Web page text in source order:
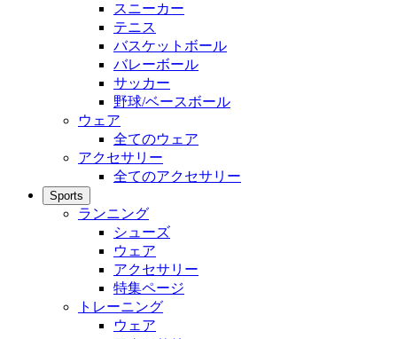
スニーカー
テニス
バスケットボール
バレーボール
サッカー
野球/ベースボール
ウェア
全てのウェア
アクセサリー
全てのアクセサリー
Sports
ランニング
シューズ
ウェア
アクセサリー
特集ページ
トレーニング
ウェア